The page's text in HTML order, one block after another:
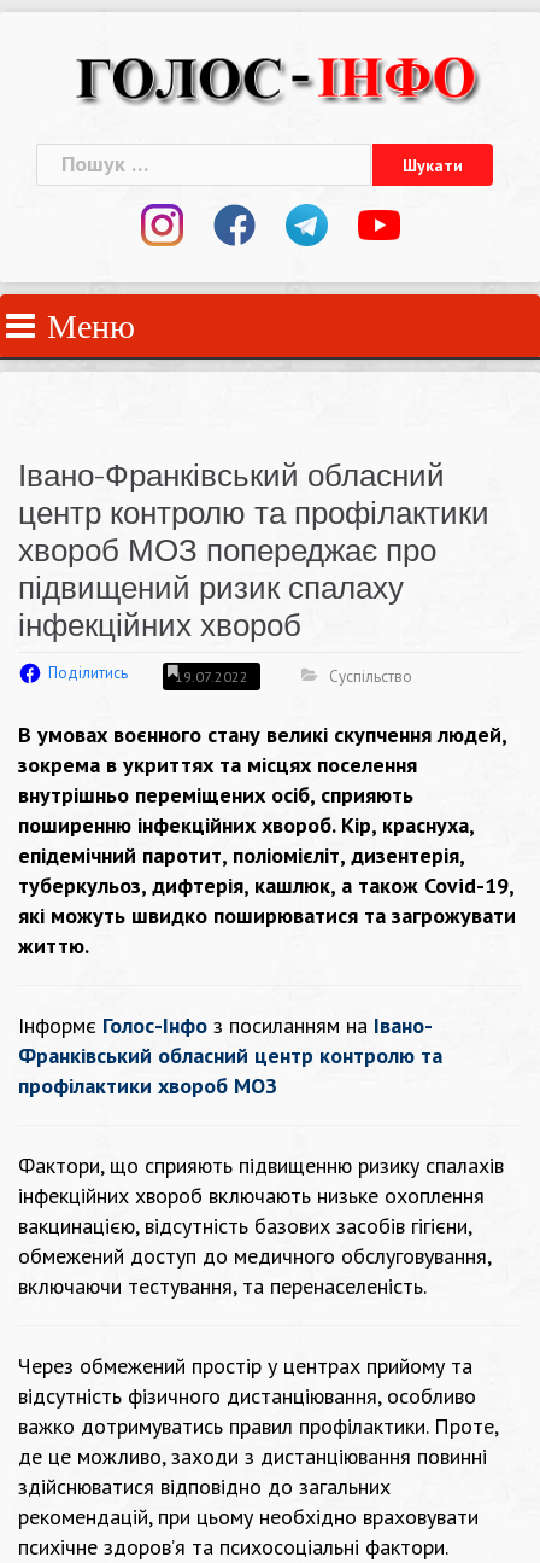
Пошук:
Меню
Івано-Франківський обласний
центр контролю та профілактики
хвороб МОЗ попереджає про
підвищений ризик спалаху
інфекційних хвороб
Поділитись 19.07.2022 Суспільство
В умовах воєнного стану великі скупчення людей,
зокрема в укриттях та місцях поселення
внутрішньо переміщених осіб, сприяють
поширенню інфекційних хвороб. Кір, краснуха,
епідемічний паротит, поліомієліт, дизентерія,
туберкульоз, дифтерія, кашлюк, а також Covid-19,
які можуть швидко поширюватися та загрожувати
життю.
Інформє Голос-Інфо з посиланням на Івано-
Франківський обласний центр контролю та
профілактики хвороб МОЗ
Фактори, що сприяють підвищенню ризику спалахів
інфекційних хвороб включають низьке охоплення
вакцинацією, відсутність базових засобів гігієни,
обмежений доступ до медичного обслуговування,
включаючи тестування, та перенаселеність.
Через обмежений простір у центрах прийому та
відсутність фізичного дистанціювання, особливо
важко дотримуватись правил профілактики. Проте,
де це можливо, заходи з дистанціювання повинні
здійснюватися відповідно до загальних
рекомендацій, при цьому необхідно враховувати
психічне здоров’я та психосоціальні фактори.